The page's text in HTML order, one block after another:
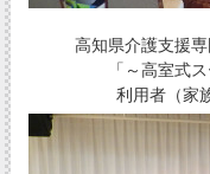
高知県介護支援
「～高室式
利用者（家